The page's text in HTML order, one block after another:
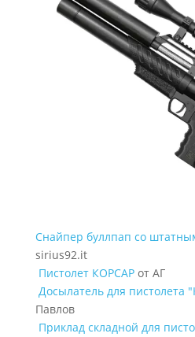
Снайпер буллпап со
sirius92.it
Пистолет КОРСАР от АГ
Досылатель для пистолета
Павлов
Приклад складной для